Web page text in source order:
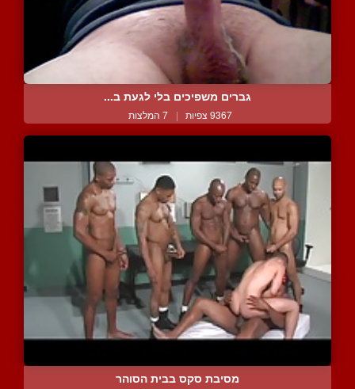
גברים משפיכים בלי לגעת ב...
9367 צפיות | 7 המלצות
מסיבת סקס בבית הסוהר